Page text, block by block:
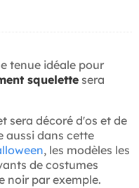
tenue idéale pour
squelette sera
sera décoré d'os et de
aussi dans cette
, les modèles les
de costumes
noir par exemple.